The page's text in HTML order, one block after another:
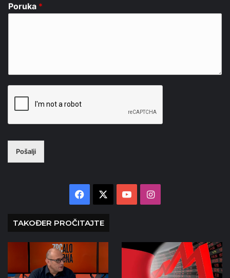
Poruka *
Pošalji
Facebook YouTubeInstagram
TAKOĐER PROČITAJTE